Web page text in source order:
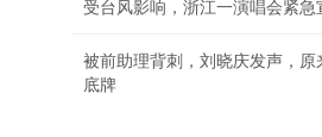
受台风影响，浙江一演唱会紧急
被前助理背刺，刘晓庆发声，原
底牌